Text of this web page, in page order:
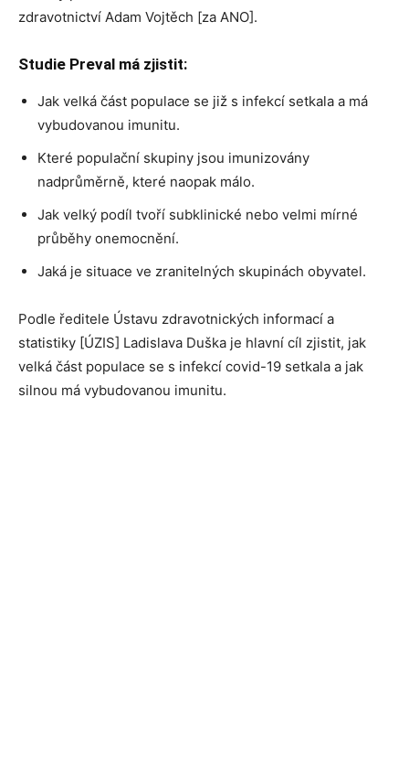
zdravotnictví Adam Vojtěch [za ANO].
Studie Preval má zjistit:
Jak velká část populace se již s infekcí setkala a má
vybudovanou imunitu.
Které populační skupiny jsou imunizovány
nadprůměrně, které naopak málo.
Jak velký podíl tvoří subklinické nebo velmi mírné
průběhy onemocnění.
Jaká je situace ve zranitelných skupinách obyvatel.
Podle ředitele Ústavu zdravotnických informací a
statistiky [ÚZIS] Ladislava Duška je hlavní cíl zjistit, jak
velká část populace se s infekcí covid-19 setkala a jak
silnou má vybudovanou imunitu.